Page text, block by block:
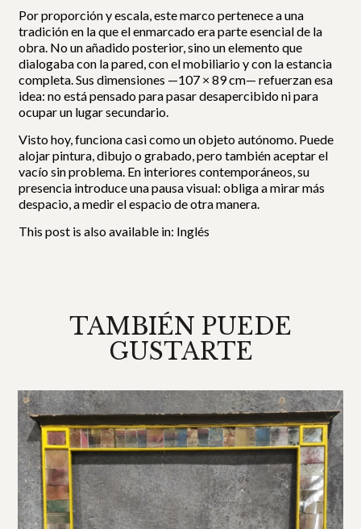
Por proporción y escala, este marco pertenece a una
tradición en la que el enmarcado era parte esencial de la
obra. No un añadido posterior, sino un elemento que
dialogaba con la pared, con el mobiliario y con la estancia
completa. Sus dimensiones —107 × 89 cm— refuerzan esa
idea: no está pensado para pasar desapercibido ni para
ocupar un lugar secundario.
Visto hoy, funciona casi como un objeto autónomo. Puede
alojar pintura, dibujo o grabado, pero también aceptar el
vacío sin problema. En interiores contemporáneos, su
presencia introduce una pausa visual: obliga a mirar más
despacio, a medir el espacio de otra manera.
This post is also available in: Inglés
TAMBIÉN PUEDE
GUSTARTE